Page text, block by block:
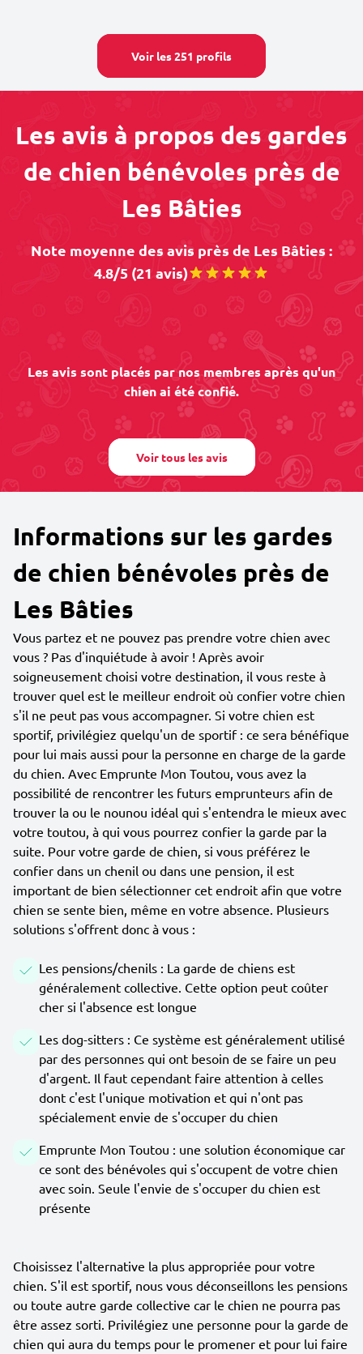
Voir les 251 profils
Les avis à propos des gardes
de chien bénévoles près de
Les Bâties
Note moyenne des avis près de Les Bâties :
4.8/5 (21 avis)
Les avis sont placés par nos membres après qu'un
chien ai été confié.
Voir tous les avis
Informations sur les gardes
de chien bénévoles près de
Les Bâties
Vous partez et ne pouvez pas prendre votre chien avec
vous ? Pas d'inquiétude à avoir ! Après avoir
soigneusement choisi votre destination, il vous reste à
trouver quel est le meilleur endroit où confier votre chien
s'il ne peut pas vous accompagner. Si votre chien est
sportif, privilégiez quelqu'un de sportif : ce sera bénéfique
pour lui mais aussi pour la personne en charge de la garde
du chien. Avec Emprunte Mon Toutou, vous avez la
possibilité de rencontrer les futurs emprunteurs afin de
trouver la ou le nounou idéal qui s'entendra le mieux avec
votre toutou, à qui vous pourrez confier la garde par la
suite. Pour votre garde de chien, si vous préférez le
confier dans un chenil ou dans une pension, il est
important de bien sélectionner cet endroit afin que votre
chien se sente bien, même en votre absence. Plusieurs
solutions s'offrent donc à vous :
Les pensions/chenils : La garde de chiens est
généralement collective. Cette option peut coûter
cher si l'absence est longue
Les dog-sitters : Ce système est généralement utilisé
par des personnes qui ont besoin de se faire un peu
d'argent. Il faut cependant faire attention à celles
dont c'est l'unique motivation et qui n'ont pas
spécialement envie de s'occuper du chien
Emprunte Mon Toutou : une solution économique car
ce sont des bénévoles qui s'occupent de votre chien
avec soin. Seule l'envie de s'occuper du chien est
présente
Choisissez l'alternative la plus appropriée pour votre
chien. S'il est sportif, nous vous déconseillons les pensions
ou toute autre garde collective car le chien ne pourra pas
être assez sorti. Privilégiez une personne pour la garde de
chien qui aura du temps pour le promener et pour lui faire